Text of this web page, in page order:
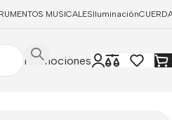
MUSICALESIluminación
Promociones